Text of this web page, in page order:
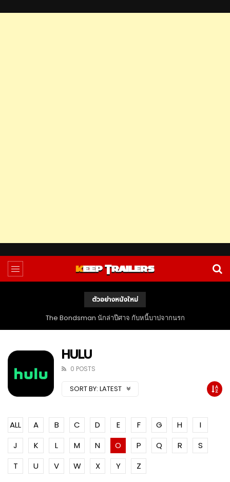
ตัวอย่างหนังใหม่
The Bondsman นักล่าปีศาจ กับหนี้บาปจากนรก
HULU
0 POSTS
SORT BY: LATEST
ALL A B C D E F G H
I
J
K L M N O P Q R
S
T
U V W X Y Z